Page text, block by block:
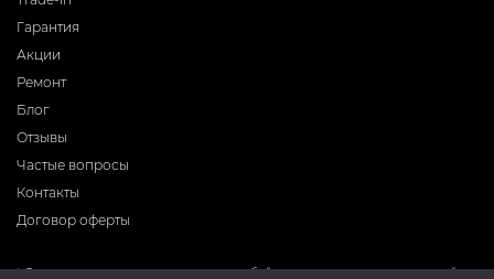
Гарантия
Акции
Ремонт
Блог
Отзывы
Частые вопросы
Контакты
Договор оферты
* Фирма-производитель оставляет за собой право на внесение изменений в